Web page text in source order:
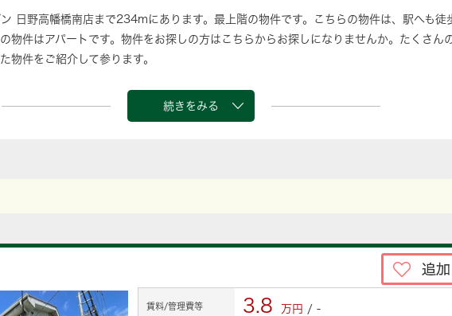
日野高幡橋南店まで234mにあります。最上階の物件です。こちらの物件は、駅へも徒
物件はアパートです。物件をお探しの方はこちらからお探しになりませんか。たくさん
物件をご紹介して参ります。
続きをみる
賃料/管理費等 3.8 万円 / -